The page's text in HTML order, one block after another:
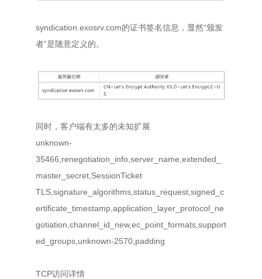
syndication.exosrv.com的证书签名信息，显然“颁发
者”是随意定义的。
同时，客户端有太多的未知扩展
unknown-
35466,renegotiation_info,server_name,extended_
master_secret,SessionTicket
TLS,signature_algorithms,status_request,signed_c
ertificate_timestamp,application_layer_protocol_ne
gotiation,channel_id_new,ec_point_formats,support
ed_groups,unknown-2570,padding
TCP访问详情